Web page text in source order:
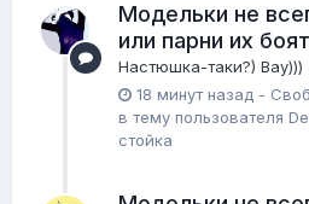
Модельки не
или парни их
Настюшка-таки?) Вау)))
18 минут назад -
в тему пользователя
стойка